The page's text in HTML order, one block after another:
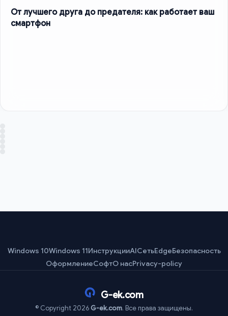
От лучшего друга до предателя: как работает ваш
смартфон
Windows 10Windows 11ИнструкцииAIСетьEdgeБезопасность
ОформлениеСофтО насPrivacy-policy
G-ek.com
© Copyright 2026G-ek.com. Все права защищены.